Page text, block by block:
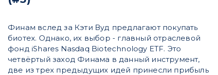
Финам вслед за Кэти Вуд предлагают покупать
биотех. Однако, их выбор - главный отраслевой
фонд iShares Nasdaq Biotechnology ETF. Это
четвёртый заход Финама в данный инструмент,
две из трех предыдущих идей принесли прибыль